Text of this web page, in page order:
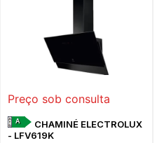
Preço sob consulta
A
CHAMINÉ ELECTROLUX
- LFV619K